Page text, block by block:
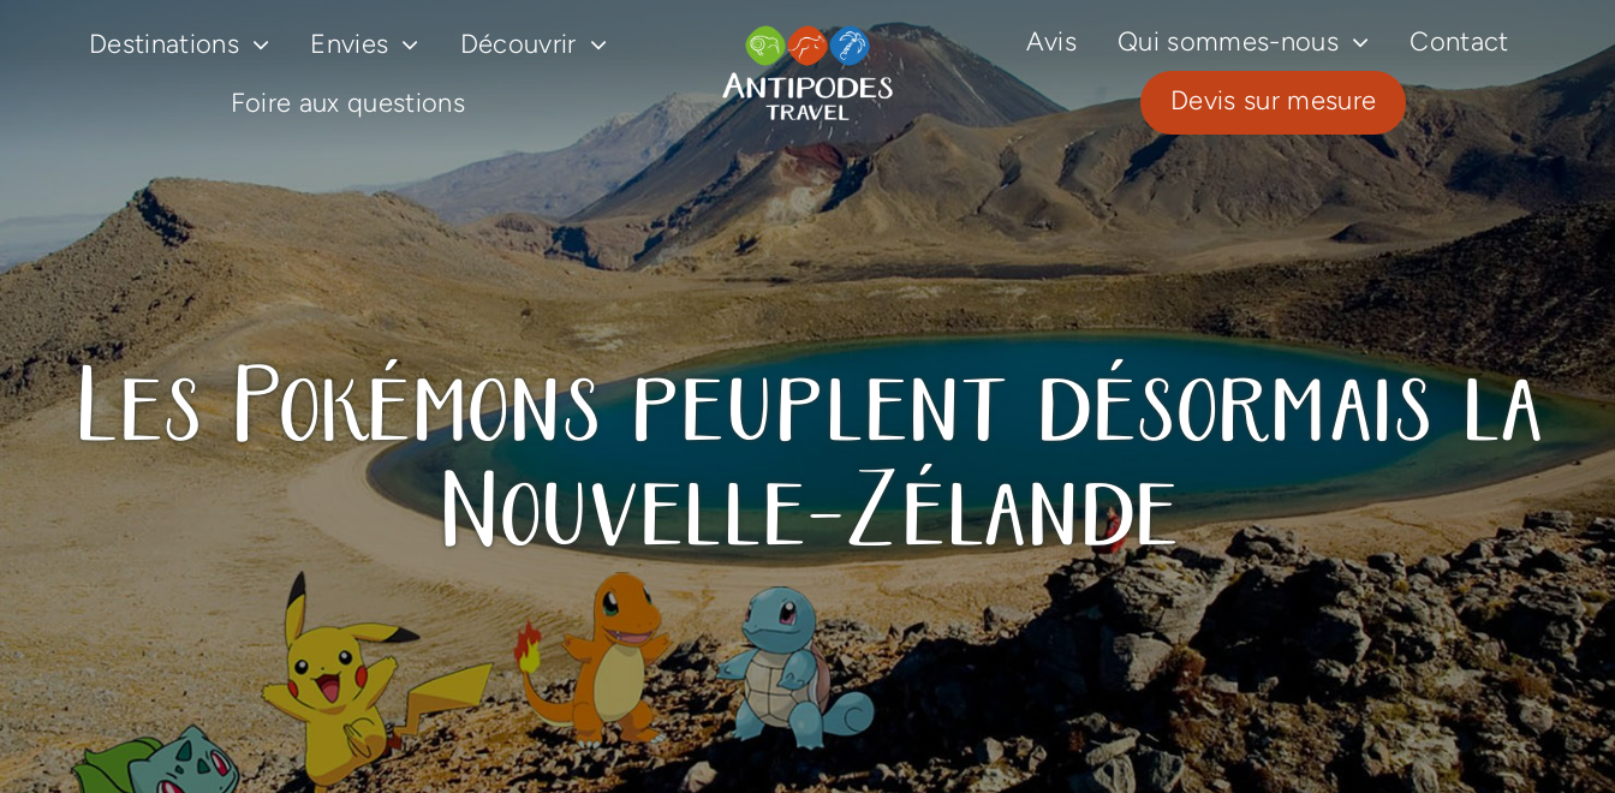
Destinations Envies
Découvrir
Foire aux questions
Avis Qui sommes-nous
Contact
Devis sur mesure
Les Pokémons peuplent désormais la
Nouvelle-Zélande